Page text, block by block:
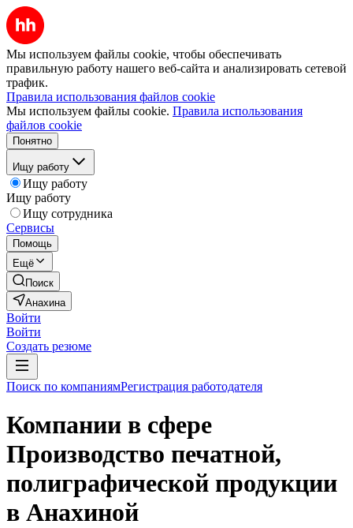
Мы используем файлы cookie, чтобы обеспечивать
правильную работу нашего веб-сайта и анализировать сетевой
трафик.
Правила использования файлов cookie
Мы используем файлы cookie. Правила использования
файлов cookie
Понятно
Ищу работу
Ищу работу
Ищу работу
Ищу сотрудника
Сервисы
Помощь
Ещё
Поиск
Анахина
Войти
Войти
Создать резюме
Поиск по компаниямРегистрация работодателя
Компании в сфере
Производство печатной,
полиграфической продукции
в Анахиной